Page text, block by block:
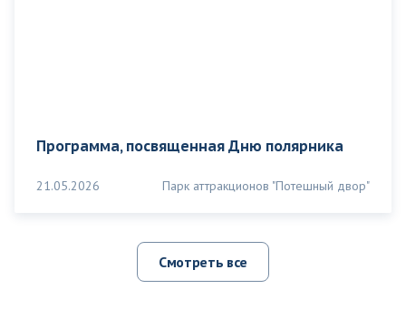
Программа, посвященная Дню полярника
21.05.2026 Парк аттракционов "Потешный двор"
Смотреть все